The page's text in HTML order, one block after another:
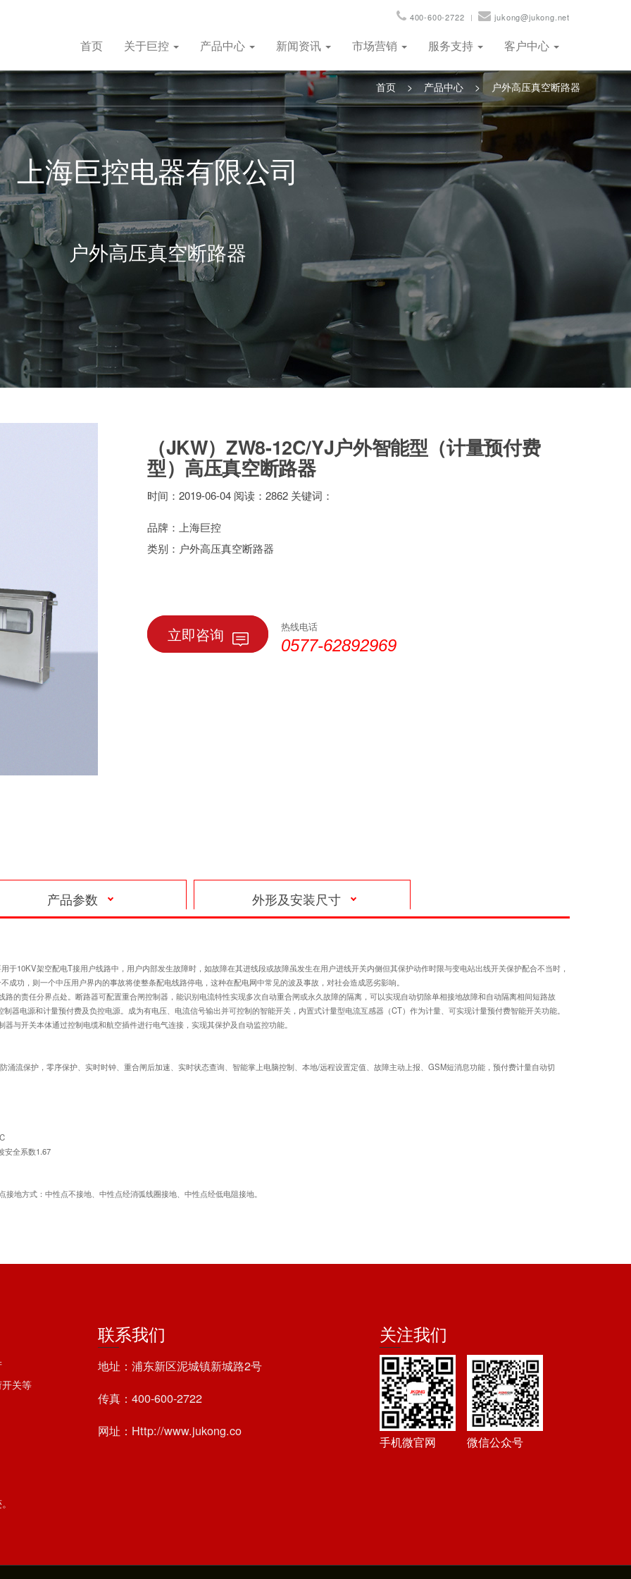
400-600-2722 jukong@jukong.net
首页 关于巨控 产品中心 新闻资讯 市场营销 服务支持 客户中心
首页 > 产品中心 > 户外高压真空断路器
上海巨控电器有限公司
户外高压真空断路器
（JKW）ZW8-12C/YJ户外智能型（计量预付费
型）高压真空断路器
时间：2019-06-04 阅读：2862 关键词：
品牌：上海巨控
类别：户外高压真空断路器
立即咨询 热线电话
0577-62892969
产品参数 外形及安装尺寸
10KV架空配电T接用户线路中，用户内部发生故障时，如故障在其进线段或故障虽发生在用户进线开关内侧但其保护动作时限与变电站出线开关保护配合不当时，
功，则一个中压用户界内的事故将使整条配电线路停电，这种在配电网中常见的波及事故，对社会造成恶劣影响。
的责任分界点处。断路器可配置重合闸控制器，能识别电流特性实现多次自动重合闸或永久故障的隔离，可以实现自动切除单相接地故障和自动隔离相间短路故
器电源和计量预付费及负控电源。成为有电压、电流信号输出并可控制的智能开关，内置式计量型电流互感器（CT）作为计量、可实现计量预付费智能开关功能。
与开关本体通过控制电缆和航空插件进行电气连接，实现其保护及自动监控功能。
流保护，零序保护、实时时钟、重合闸后加速、实时状态查询、智能掌上电脑控制、本地/远程设置定值、故障主动上报、GSM短消息功能，预付费计量自动切
安全系数1.67
地方式：中性点不接地、中性点经消弧线圈接地、中性点经低电阻接地。
关等
联系我们
地址：浦东新区泥城镇新城路2号
传真：400-600-2722
网址：Http://www.jukong.co
关注我们
手机微官网 微信公众号